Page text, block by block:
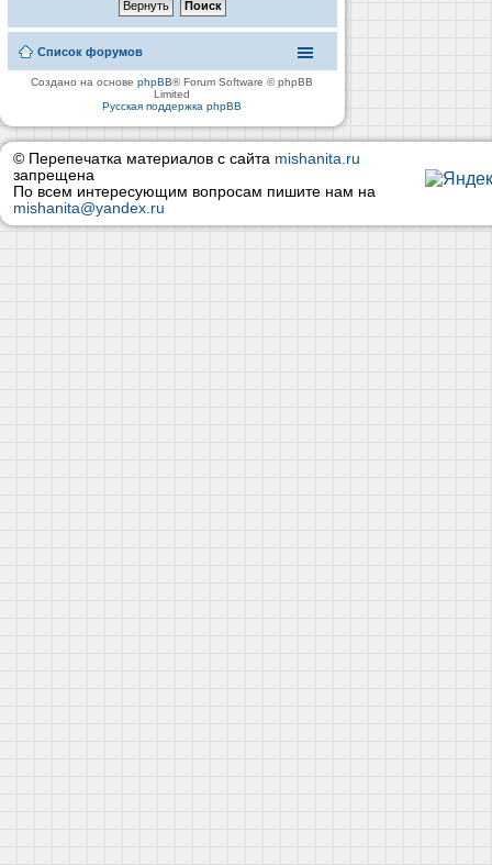
Список форумов
Создано на основеphpBB® Forum Software © phpBB
Limited
Русская поддержка phpBB
© Перепечатка материалов с сайта mishanita.ru
запрещена
По всем интересующим вопросам пишите нам на
mishanita@yandex.ru